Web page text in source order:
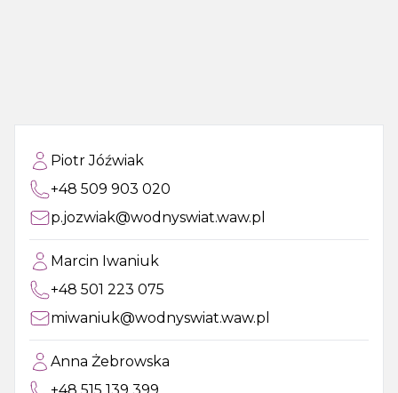
Piotr Jóźwiak
+48 509 903 020
p.jozwiak@wodnyswiat.waw.pl
Marcin Iwaniuk
+48 501 223 075
miwaniuk@wodnyswiat.waw.pl
Anna Żebrowska